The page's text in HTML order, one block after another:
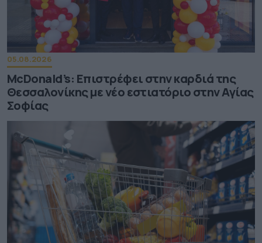
05.08.2026
McDonald’s: Επιστρέφει στην καρδιά της
Θεσσαλονίκης με νέο εστιατόριο στην Αγίας
Σοφίας